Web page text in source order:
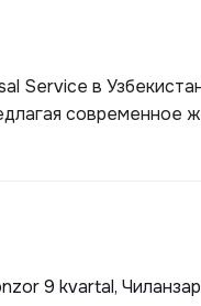
Service в
современное
Компания
9 kvartal,